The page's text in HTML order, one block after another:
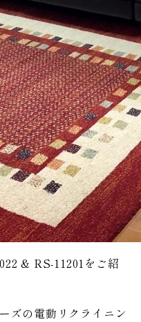
& RS-11201をご紹
ズの電動リクライニン